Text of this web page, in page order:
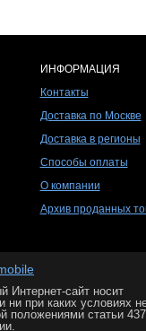
ИНФОРМАЦИЯ
Контакты
Доставка по Москве
Доставка в регионы
Способы оплаты
О компании
Архив проданных
сайт носит
ни при каких условиях
положениями статьи 437